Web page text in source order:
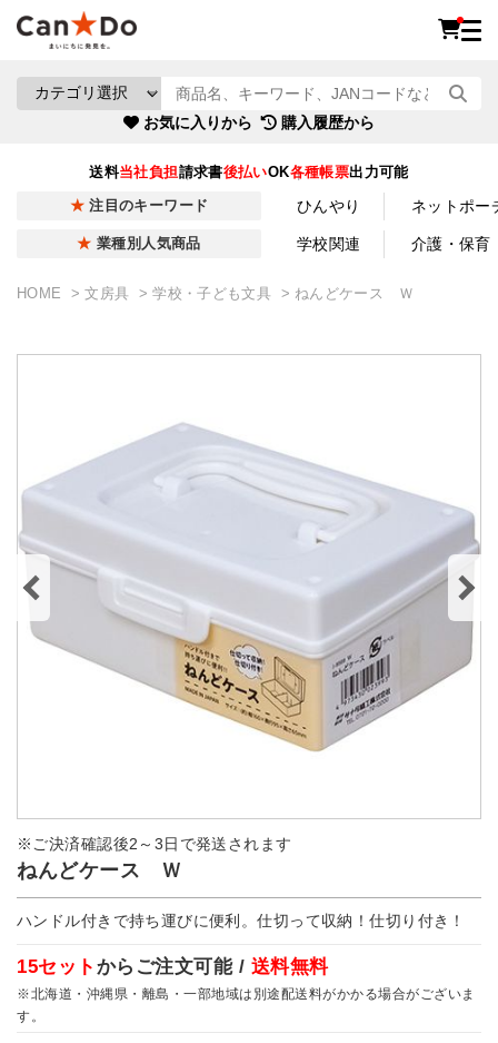
お気に入りから 購入履歴から
送料当社負担請求書後払いOK各種帳票出力可能
注目のキーワード ひんやり ネットポー
業種別人気商品 学校関連 介護・保育
HOME 文房具 学校・子ども文具 ねんどケース Ｗ
※ご決済確認後2～3日で発送されます
ねんどケース Ｗ
ハンドル付きで持ち運びに便利。仕切って収納！仕切り付き！
15セット からご注文可能 / 送料無料
※北海道・沖縄県・離島・一部地域は別途配送料がかかる場合がございま
す。